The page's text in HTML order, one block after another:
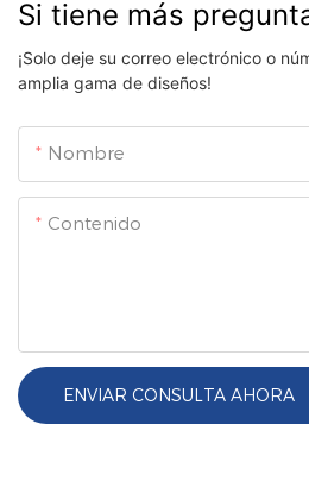
Si tiene más
¡Solo deje su correo electrónico o
amplia gama de diseños!
Nombre
Contenido
ENVIAR CONSULTA AHORA